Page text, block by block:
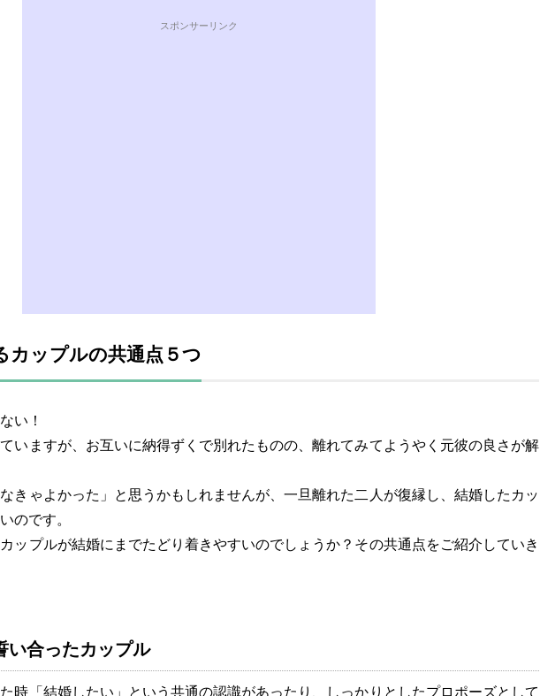
スポンサーリンク
カップルの共通点５つ
い！
いますが、お互いに納得ずくで別れたものの、離れてみてようやく元彼の良さが解
なきゃよかった」と思うかもしれませんが、一旦離れた二人が復縁し、結婚したカッ
のです。
ップルが結婚にまでたどり着きやすいのでしょうか？その共通点をご紹介していき
い合ったカップル
時「結婚したい」という共通の認識があったり、しっかりとしたプロポーズとして